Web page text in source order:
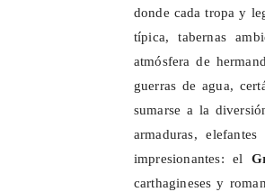
donde cada tropa y
típica, tabernas
atmósfera de
guerras de agua,
sumarse a la
armaduras,
impresionantes: el
carthagineses y